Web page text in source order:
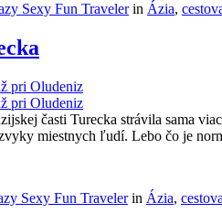
Sexy Fun Travelerin Ázia,
časti Turecka strávila sama
miestnych ľudí. Lebo čo je
Sexy Fun Travelerin Ázia,